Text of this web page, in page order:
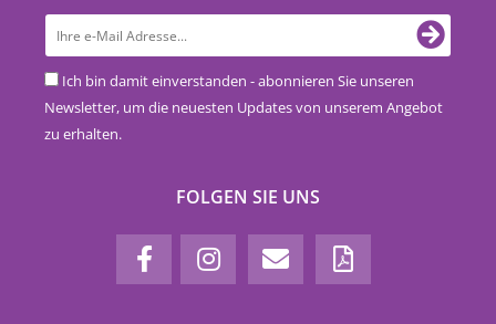
Ich bin damit einverstanden - abonnieren Sie unseren
Newsletter, um die neuesten Updates von unserem Angebot
zu erhalten.
FOLGEN SIE UNS